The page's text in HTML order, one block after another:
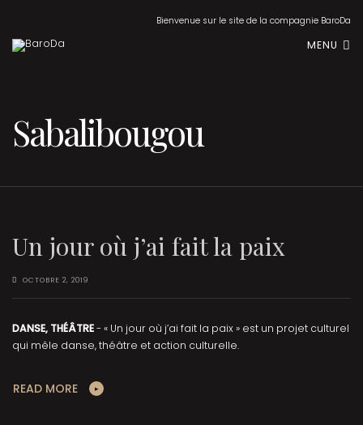
Bienvenue sur le site de la compagnie BaroDa
MENU
Sabalibougou
Un jour où j’ai fait la paix
OCTOBRE 2, 2019
DANSE, THÉÂTRE- « Un jour où j’ai fait la paix » est un projet culturel
qui mêle danse, théâtre et action culturelle.
READ MORE